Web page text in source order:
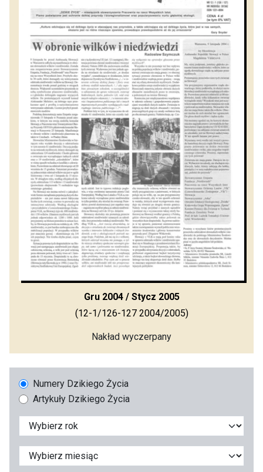
Gru 2004 / Stycz 2005
(12-1/126-127 2004/2005)
Nakład wyczerpany
Numery Dzikiego Życia
Artykuły Dzikiego Życia